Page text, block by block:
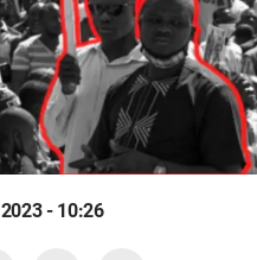
- 10:26